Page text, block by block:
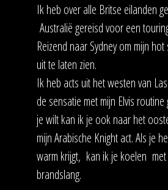
Ik heb over alle Britse eilanden
Australië gereisd voor een
Reizend naar Sydney om mijn
uit te laten zien.
Ik heb acts uit het westen van
de sensatie met mijn Elvis
je wilt kan ik je ook naar het
mijn Arabische Knight act. Als je
warm krijgt, kan ik je koelen met
brandslang.